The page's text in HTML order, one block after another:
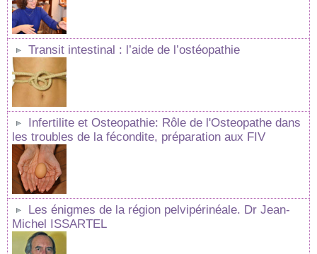
Transit intestinal : l’aide de l’ostéopathie
Infertilite et Osteopathie: Rôle de l'Osteopathe dans
les troubles de la fécondite, préparation aux FIV
Les énigmes de la région pelvipérinéale. Dr Jean-
Michel ISSARTEL